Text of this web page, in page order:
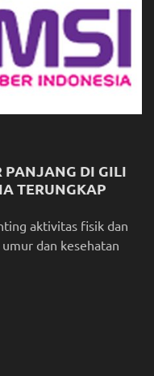
PANJANG DI GILI
TERUNGKAP
aktivitas fisik dan
dan kesehatan